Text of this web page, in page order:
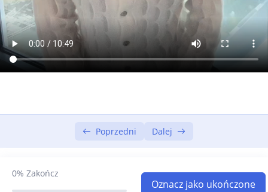
Poprzedni Dalej
0% Zakończ
Oznacz jako ukończone